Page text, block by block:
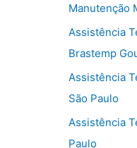
Manutenção
Assistência
Brastemp
Assistência
São Paulo
Assistência
Paulo